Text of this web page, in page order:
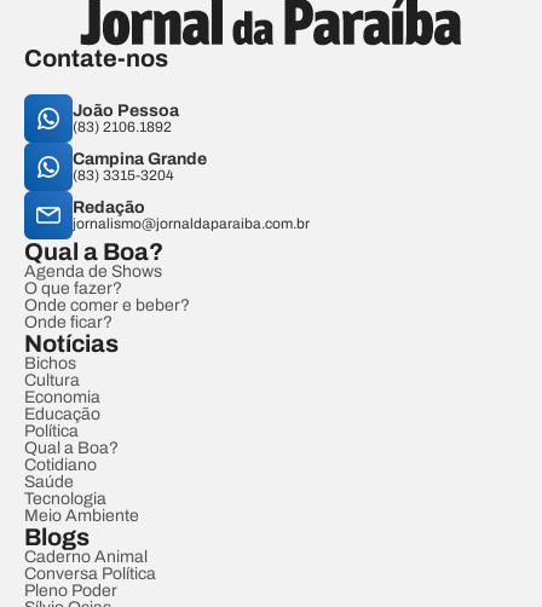
Contate-nos
João Pessoa
(83) 2106.1892
Campina Grande
(83) 3315-3204
Redação
jornalismo@jornaldaparaiba.com.br
Qual a Boa?
Agenda de Shows
O que fazer?
Onde comer e beber?
Onde ficar?
Notícias
Bichos
Cultura
Economia
Educação
Política
Qual a Boa?
Cotidiano
Saúde
Tecnologia
Meio Ambiente
Blogs
Caderno Animal
Conversa Política
Pleno Poder